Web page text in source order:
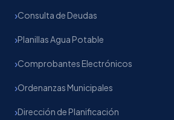
Consulta de Deudas
Planillas Agua Potable
Comprobantes Electrónicos
Ordenanzas Municipales
Dirección de Planificación